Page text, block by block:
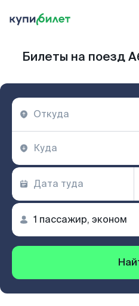
Билеты на поезд